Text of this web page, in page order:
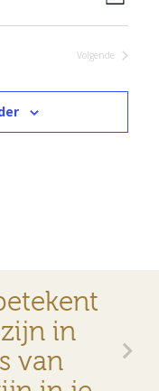
Volgende
in
van